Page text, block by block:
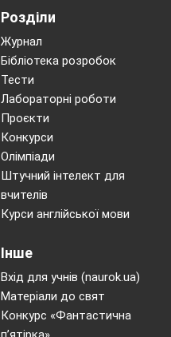
Розділи
Журнал
Бібліотека розробок
Тести
Лабораторні роботи
Проєкти
Конкурси
Олімпіади
Штучний інтелект для
вчителів
Курси англійської мови
Інше
Вхід для учнів (naurok.ua)
Матеріали до свят
Конкурс «Фантастична